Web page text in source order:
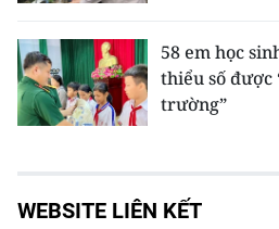
58 em học
thiểu số được
trường”
WEBSITE LIÊN KẾT